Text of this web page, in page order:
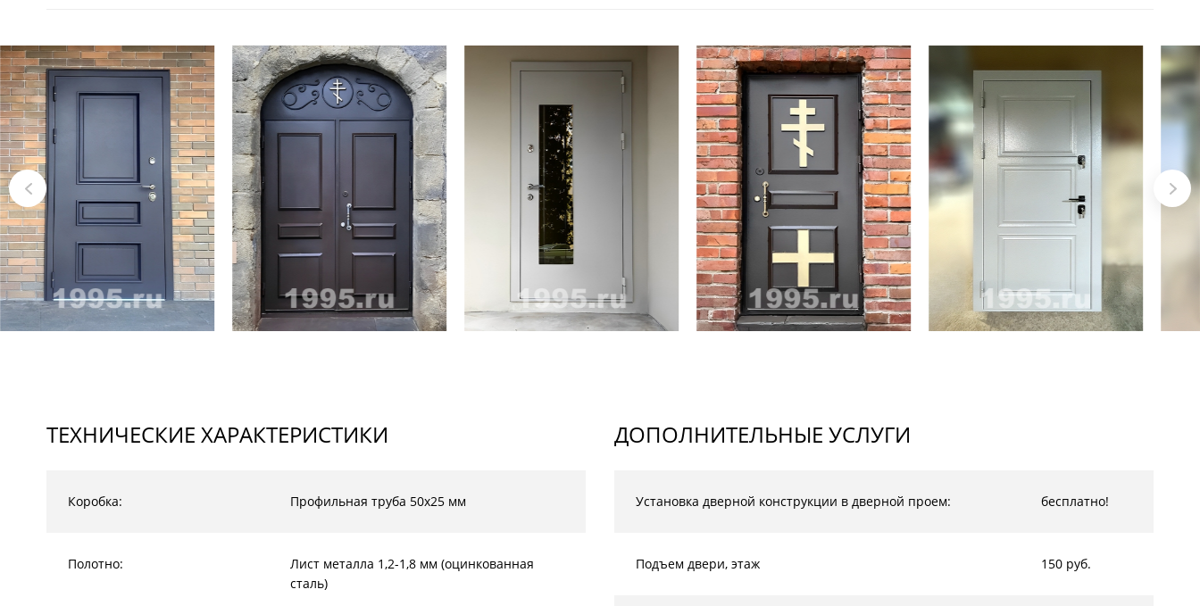
ТЕХНИЧЕСКИЕ ХАРАКТЕРИСТИКИ
Коробка: Профильная труба 50х25 мм
Полотно:
Лист металла 1,2-1,8 мм (оцинкованная
сталь)
ДОПОЛНИТЕЛЬНЫЕ УСЛУГИ
Установка дверной конструкции в дверной проем: бесплатно!
Подъем двери, этаж 150 руб.